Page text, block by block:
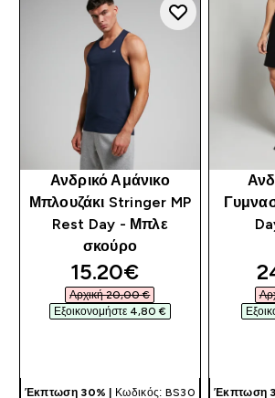
Ανδρικό Αμάνικο
Μπλουζάκι Stringer MP
Rest Day - Μπλε
σκούρο
discounted price
15.20€‎
Αρχική 20,00 €‎
Εξοικονομήστε 4,80 €‎
Έκπτωση 30% | Κωδικός: BS30 Έκπτωση